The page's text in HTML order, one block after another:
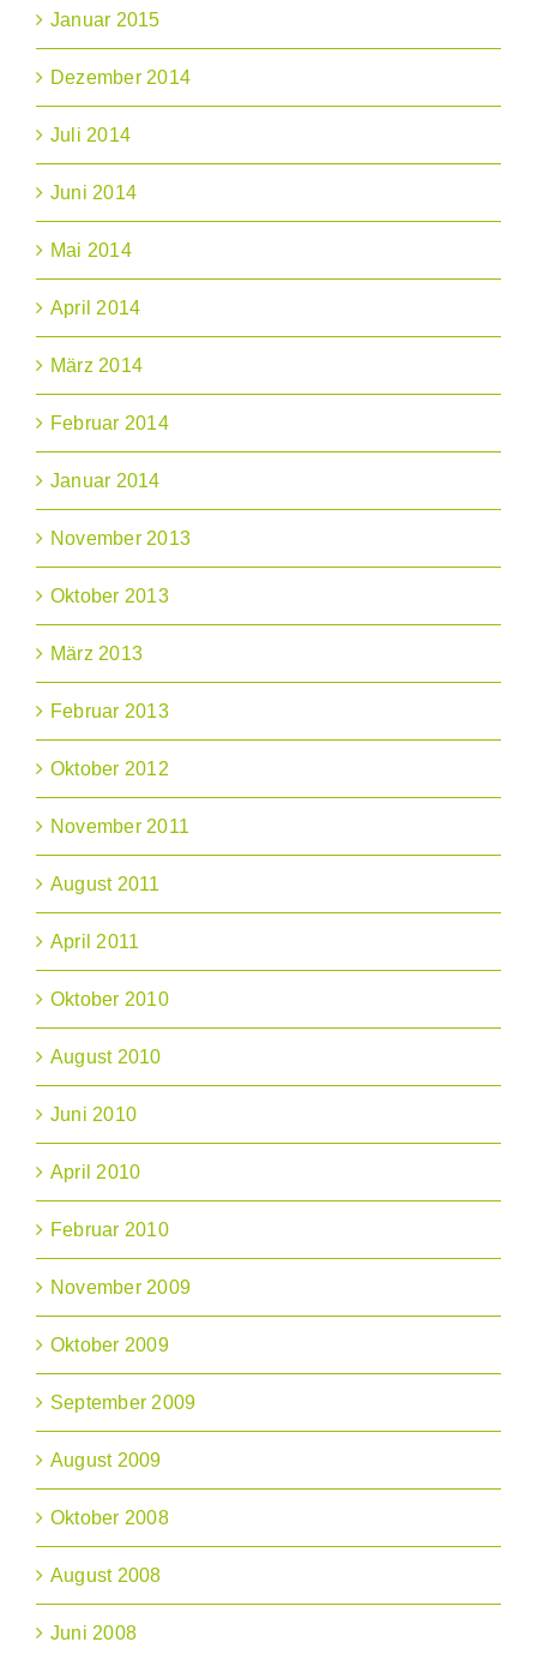
Januar 2015
Dezember 2014
Juli 2014
Juni 2014
Mai 2014
April 2014
März 2014
Februar 2014
Januar 2014
November 2013
Oktober 2013
März 2013
Februar 2013
Oktober 2012
November 2011
August 2011
April 2011
Oktober 2010
August 2010
Juni 2010
April 2010
Februar 2010
November 2009
Oktober 2009
September 2009
August 2009
Oktober 2008
August 2008
Juni 2008